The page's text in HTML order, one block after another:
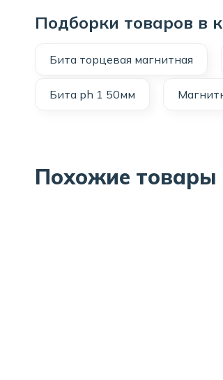
Подборки товаров в
Бита торцевая магнитная
Бита ph 1 50мм
Похожие товары